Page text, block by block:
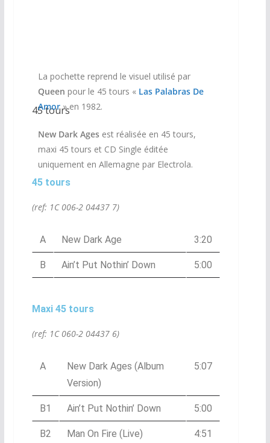
45 tours
La pochette reprend le visuel utilisé par
Queen pour le 45 tours « Las Palabras De
Amor» en 1982.
New Dark Agesest réalisée en 45 tours,
maxi 45 tours et CD Single éditée
uniquement en Allemagne par Electrola.
45 tours
(ref: 1C 006-2 04437 7)
A New Dark Age 3:20
B Ain’t Put Nothin’ Down 5:00
Maxi 45 tours
(ref: 1C 060-2 04437 6)
A
New Dark Ages (Album
Version)
5:07
B1 Ain’t Put Nothin’ Down 5:00
B2 Man On Fire (Live) 4:51